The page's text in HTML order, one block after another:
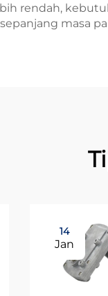
rendah,
masa
14
Jan